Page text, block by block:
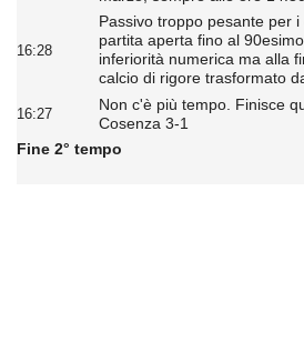
16:28
Passivo troppo pesante per
partita aperta fino al
inferiorità numerica ma alla
calcio di rigore trasformato
16:27
Non c'è più tempo. Finisce
Cosenza 3-1
Fine 2° tempo